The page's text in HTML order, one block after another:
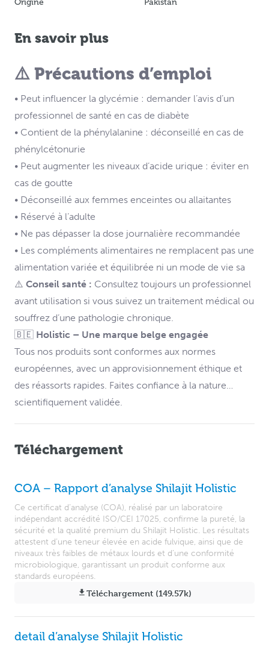
Origine Pakistan
En savoir plus
⚠️ Précautions d’emploi
• Peut influencer la glycémie : demander l’avis d’un
professionnel de santé en cas de diabète
• Contient de la phénylalanine : déconseillé en cas de
phénylcétonurie
• Peut augmenter les niveaux d’acide urique : éviter en
cas de goutte
• Déconseillé aux femmes enceintes ou allaitantes
• Réservé à l’adulte
• Ne pas dépasser la dose journalière recommandée
• Les compléments alimentaires ne remplacent pas une
alimentation variée et équilibrée ni un mode de vie sa
⚠️ Conseil santé : Consultez toujours un professionnel
avant utilisation si vous suivez un traitement médical ou
souffrez d’une pathologie chronique.
🇧🇪 Holistic – Une marque belge engagée
Tous nos produits sont conformes aux normes
européennes, avec un approvisionnement éthique et
des réassorts rapides. Faites confiance à la nature…
scientifiquement validée.
Téléchargement
COA – Rapport d’analyse Shilajit Holistic
Ce certificat d’analyse (COA), réalisé par un laboratoire
indépendant accrédité ISO/CEI 17025, confirme la pureté, la
sécurité et la qualité premium du Shilajit Holistic. Les résultats
attestent d’une teneur élevée en acide fulvique, ainsi que de
niveaux très faibles de métaux lourds et d’une conformité
microbiologique, garantissant un produit conforme aux
standards européens.
Téléchargement (149.57k)
detail d’analyse Shilajit Holistic